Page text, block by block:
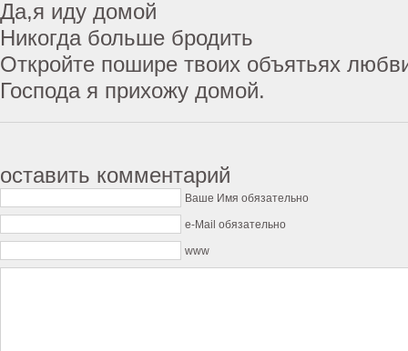
Да,я иду домой
Никогда больше бродить
Откройте пошире твоих объятьях
Господа я прихожу домой.
оставить комментарий
Ваше Имя обязательно
e-Mail обязательно
www